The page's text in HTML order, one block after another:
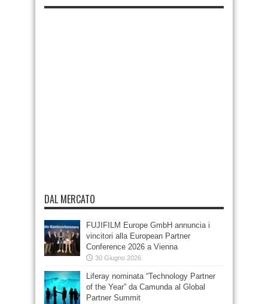
DAL MERCATO
FUJIFILM Europe GmbH annuncia i
vincitori alla European Partner
Conference 2026 a Vienna
30 Giugno 2026
Liferay nominata “Technology Partner
of the Year” da Camunda al Global
Partner Summit